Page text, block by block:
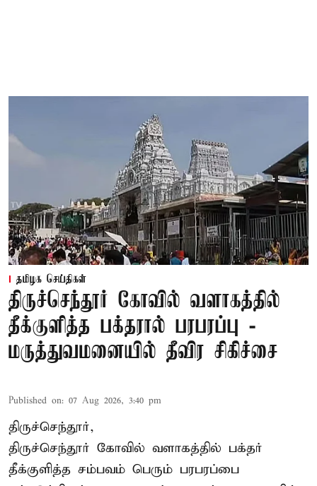
தமிழக செய்திகள்
திருச்செந்தூர் கோவில் வளாகத்தில்
தீக்குளித்த பக்தரால் பரபரப்பு -
மருத்துவமனையில் தீவிர சிகிச்சை
Published on: 07 Aug 2026, 3:40 pm
திருச்செந்தூர்,
திருச்செந்தூர் கோவில் வளாகத்தில் பக்தர்
தீக்குளித்த சம்பவம் பெரும் பரபரப்பை